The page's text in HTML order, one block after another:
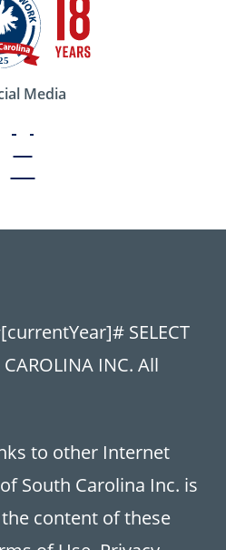
Media
SELECT
INC. All
to other Internet
South Carolina Inc. is
content of these